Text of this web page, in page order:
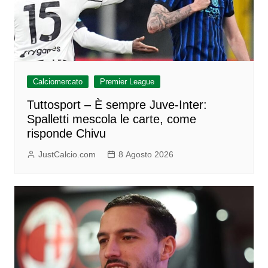
Calciomercato Premier League
Tuttosport – È sempre Juve-Inter:
Spalletti mescola le carte, come
risponde Chivu
JustCalcio.com 8 Agosto 2026